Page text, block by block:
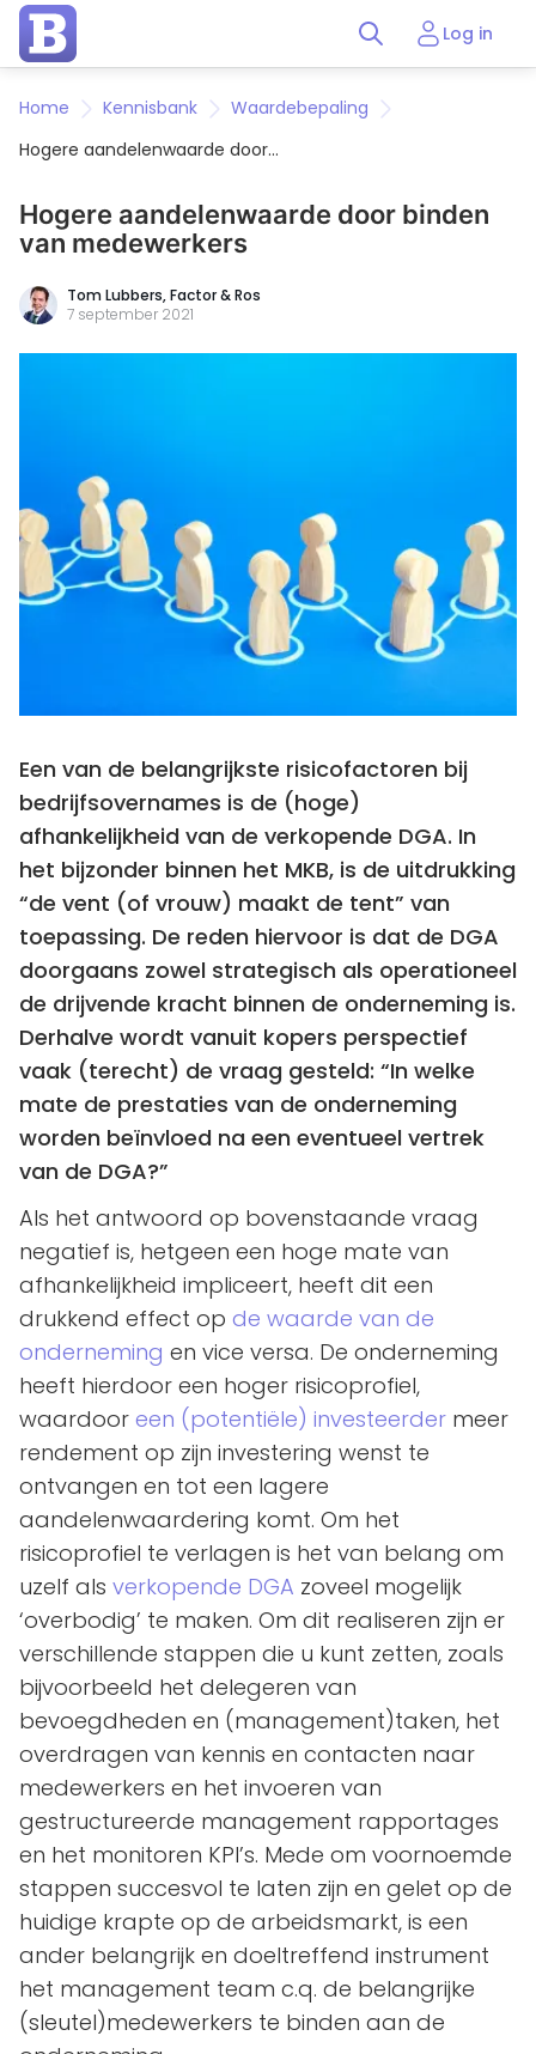
Log in
Home Kennisbank
Waardebepaling
Hogere aandelenwaarde door
Hogere aandelenwaarde door binden
van medewerkers
Tom Lubbers,Factor & Ros
7 september 2021
Een van de belangrijkste risicofactoren bij
bedrijfsovernames is de (hoge)
afhankelijkheid van de verkopende DGA. In
het bijzonder binnen het MKB, is de uitdrukking
“de vent (of vrouw) maakt de tent” van
toepassing. De reden hiervoor is dat de DGA
doorgaans zowel strategisch als operationeel
de drijvende kracht binnen de onderneming is.
Derhalve wordt vanuit kopers perspectief
vaak (terecht) de vraag gesteld: “In welke
mate de prestaties van de onderneming
worden beïnvloed na een eventueel vertrek
van de DGA?”
Als het antwoord op bovenstaande vraag
negatief is, hetgeen een hoge mate van
afhankelijkheid impliceert, heeft dit een
drukkend effect op de waarde van de
onderneming en vice versa. De onderneming
heeft hierdoor een hoger risicoprofiel,
waardoor een (potentiële) investeerder meer
rendement op zijn investering wenst te
ontvangen en tot een lagere
aandelenwaardering komt. Om het
risicoprofiel te verlagen is het van belang om
uzelf als verkopende DGA zoveel mogelijk
‘overbodig’ te maken. Om dit realiseren zijn er
verschillende stappen die u kunt zetten, zoals
bijvoorbeeld het delegeren van
bevoegdheden en (management)taken, het
overdragen van kennis en contacten naar
medewerkers en het invoeren van
gestructureerde management rapportages
en het monitoren KPI’s. Mede om voornoemde
stappen succesvol te laten zijn en gelet op de
huidige krapte op de arbeidsmarkt, is een
ander belangrijk en doeltreffend instrument
het management team c.q. de belangrijke
(sleutel)medewerkers te binden aan de